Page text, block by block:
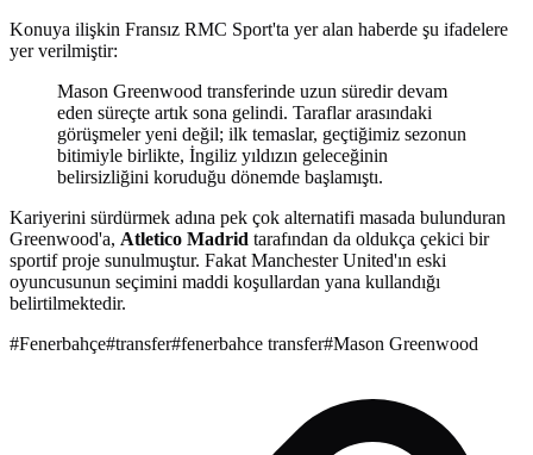
Konuya ilişkin Fransız RMC Sport'ta yer alan haberde şu ifadelere
yer verilmiştir:
Mason Greenwood transferinde uzun süredir devam
eden süreçte artık sona gelindi. Taraflar arasındaki
görüşmeler yeni değil; ilk temaslar, geçtiğimiz sezonun
bitimiyle birlikte, İngiliz yıldızın geleceğinin
belirsizliğini koruduğu dönemde başlamıştı.
Kariyerini sürdürmek adına pek çok alternatifi masada bulunduran
Greenwood'a, Atletico Madrid tarafından da oldukça çekici bir
sportif proje sunulmuştur. Fakat Manchester United'ın eski
oyuncusunun seçimini maddi koşullardan yana kullandığı
belirtilmektedir.
#Fenerbahçe#transfer#fenerbahce transfer#Mason Greenwood